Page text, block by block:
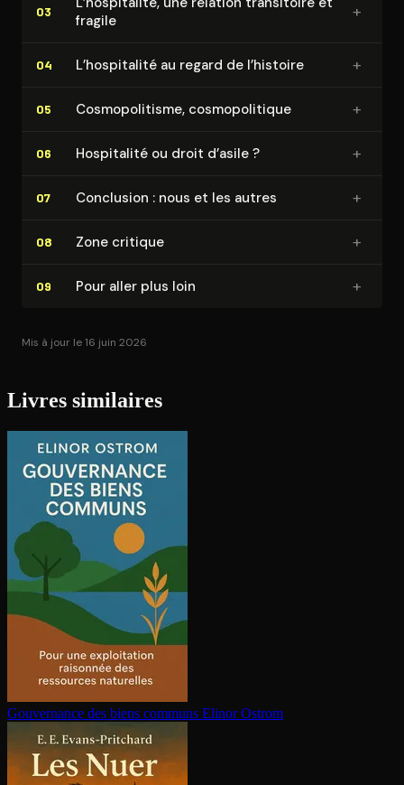
03
fragile
+
04 L’hospitalité au regard de l’histoire +
05 Cos­mo­po­li­tisme, cos­mo­po­li­tique +
06 Hospitalité ou droit d’asile ? +
07 Conclusion : nous et les autres +
08 Zone critique +
09 Pour aller plus loin +
Mis à jour le 16 juin 2026
Livres similaires
Gouvernance des biens communs Elinor Ostrom